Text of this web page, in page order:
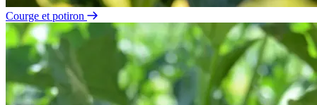
Courge et potiron